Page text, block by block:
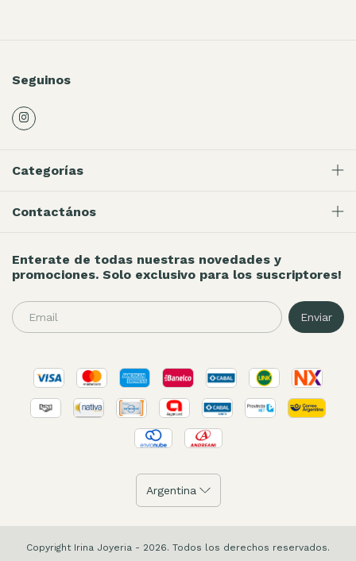
Seguinos
Categorías
Contactános
Enterate de todas nuestras novedades y
promociones. Solo exclusivo para los suscriptores!
Copyright Irina Joyeria - 2026. Todos los derechos reservados.